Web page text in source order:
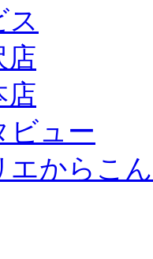
ス
店
店
ビュー
エからこ